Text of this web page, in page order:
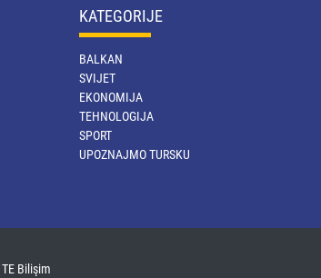
KATEGORIJE
BALKAN
SVIJET
EKONOMIJA
TEHNOLOGIJA
SPORT
UPOZNAJMO TURSKU
TE Bilişim